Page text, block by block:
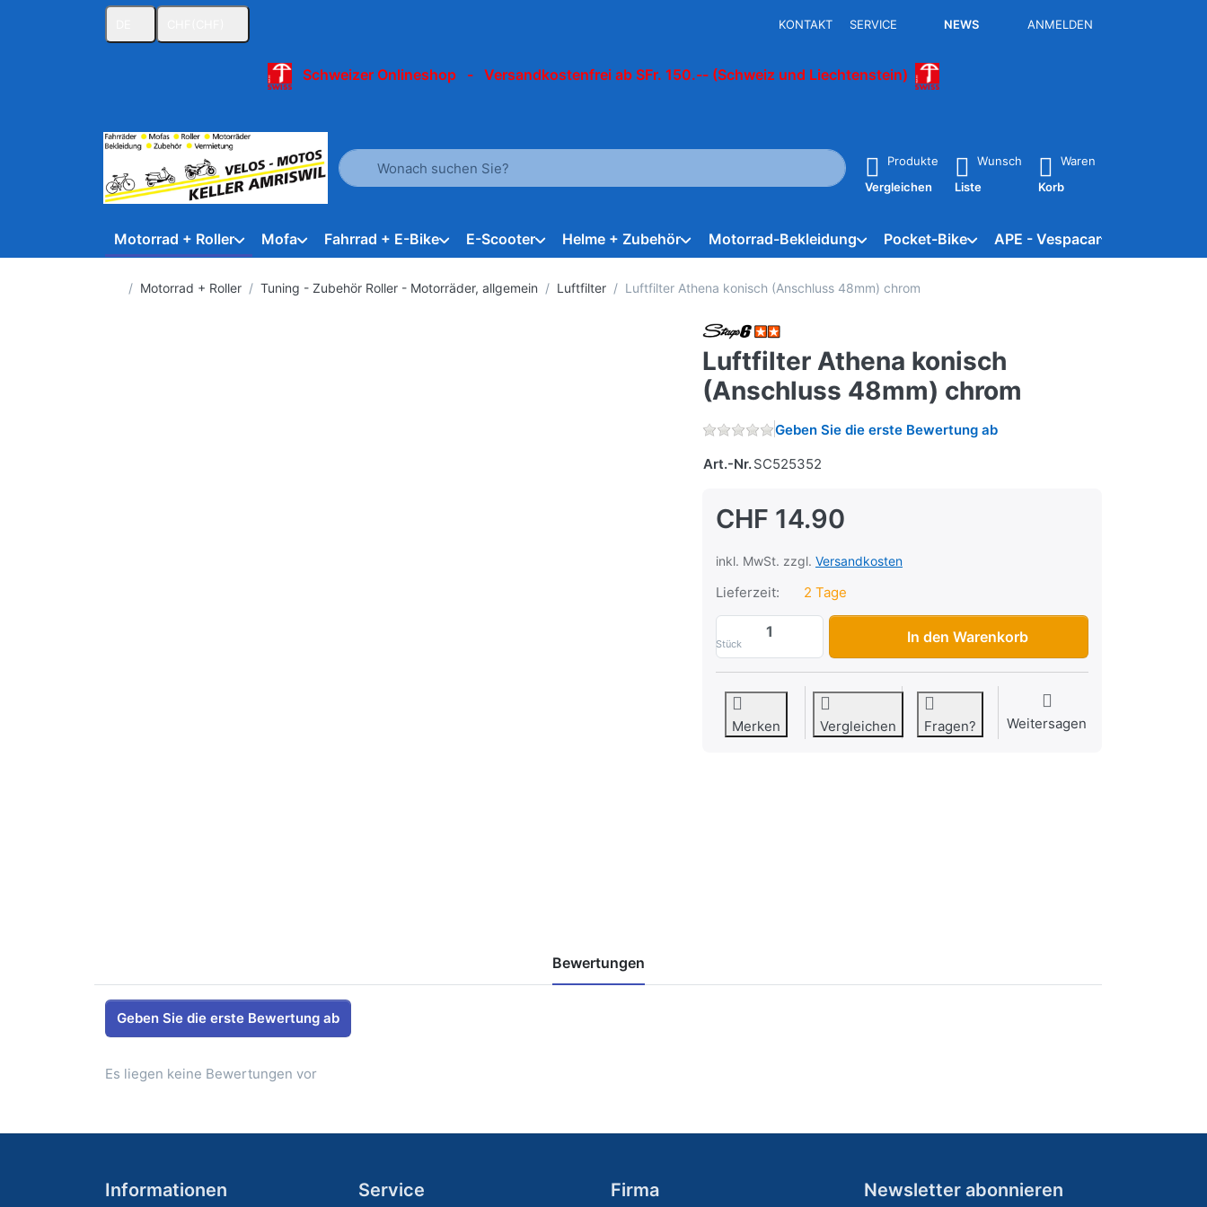
KONTAKT SERVICE NEWS ANMELDEN
Schweizer Onlineshop - Versandkostenfrei ab SFr. 150.-- (Schweiz und Liechtenstein)
Geben Sie einen Suchbegriff ein. Während Sie tippen, erscheinen automatisch erste Ergebnisse. Drücken Sie die Eingabetaste, um alle
Produkte
Vergleichen
Wunsch
Liste
Waren
Korb
Motorrad + Roller Mofa Fahrrad + E-Bike E-Scooter Helme + Zubehör Motorrad-Bekleidung Pocket-Bike APE - Vespacar
Startseite
Motorrad + Roller Tuning - Zubehör Roller - Motorräder, allgemein Luftfilter Luftfilter Athena konisch (Anschluss 48mm) chrom
Luftfilter Athena konisch
(Anschluss 48mm) chrom
Geben Sie die erste Bewertung ab
Art.-Nr.SC525352
CHF 14.90
inkl. MwSt. zzgl. Versandkosten
Lieferzeit: 2 Tage
Stück
Luftfilter Athena konisch (Anschluss 48mm) chrom zu CHF
In den Warenkorb
Merken Vergleichen Fragen? Weitersagen
Bewertungen
Geben Sie die erste Bewertung ab
Es liegen keine Bewertungen vor
Informationen Service Firma Newsletter abonnieren